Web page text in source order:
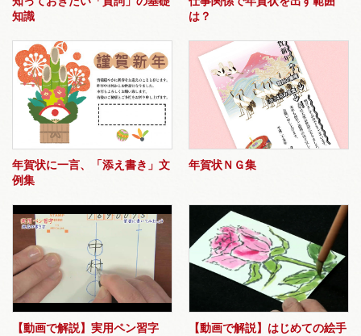
知識
は？
年賀状に一言、「添え書き」文
例集
年賀状ＮＧ集
【動画で解説】実用ペン習字
【動画で解説】はじめての絵手